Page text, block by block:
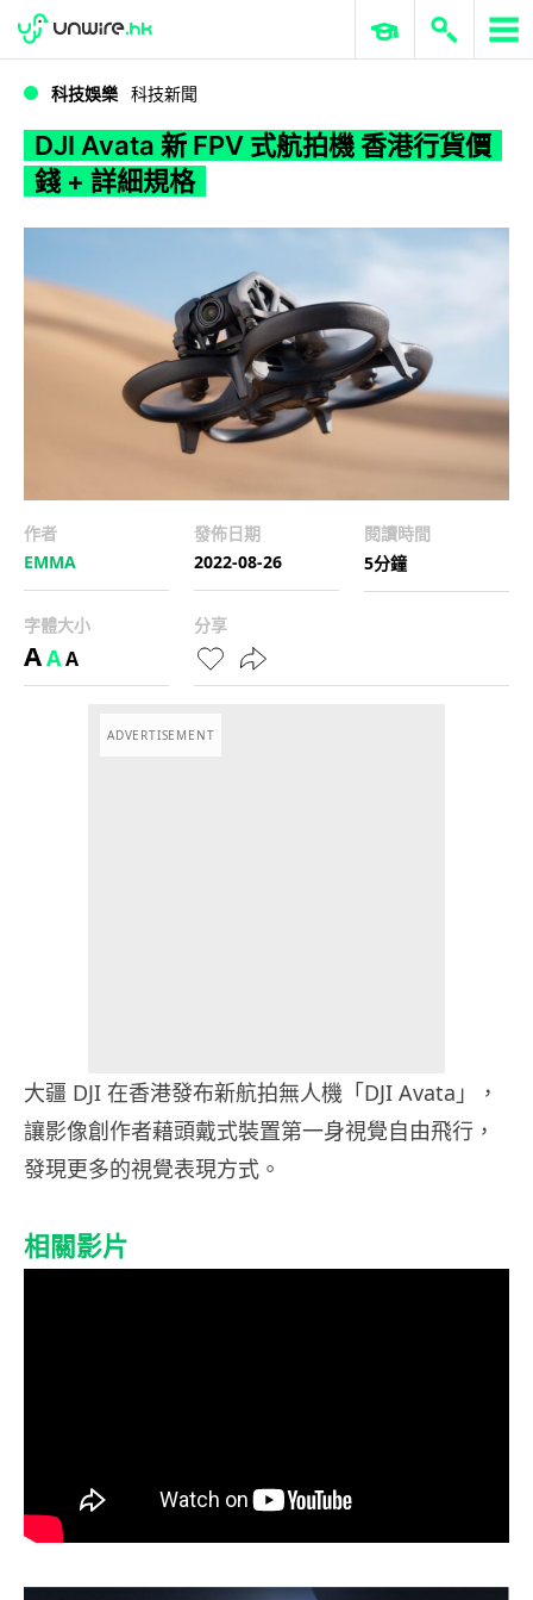
WWDC 2026 ERP 與商業 AI
科技娛樂 科技新聞
DJI Avata 新 FPV 式航拍機 香港行貨價
錢 + 詳細規格
作者
EMMA
發佈日期
2022-08-26
閱讀時間
5分鐘
字體大小
AAA
分享
ADVERTISEMENT
大疆 DJI 在香港發布新航拍無人機「DJI Avata」，
讓影像創作者藉頭戴式裝置第一身視覺自由飛行，
發現更多的視覺表現方式。
相關影片